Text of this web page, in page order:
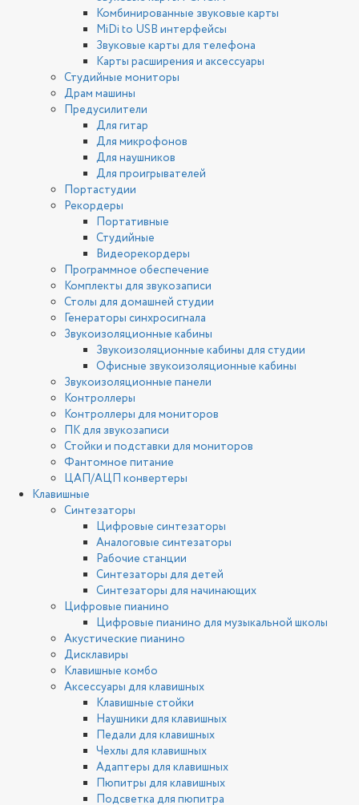
Комбинированные звуковые карты
MiDi to USB интерфейсы
Звуковые карты для телефона
Карты расширения и аксессуары
Студийные мониторы
Драм машины
Предусилители
Для гитар
Для микрофонов
Для наушников
Для проигрывателей
Портастудии
Рекордеры
Портативные
Студийные
Видеорекордеры
Программное обеспечение
Комплекты для звукозаписи
Столы для домашней студии
Генераторы синхросигнала
Звукоизоляционные кабины
Звукоизоляционные кабины для студии
Офисные звукоизоляционные кабины
Звукоизоляционные панели
Контроллеры
Контроллеры для мониторов
ПК для звукозаписи
Стойки и подставки для мониторов
Фантомное питание
ЦАП/АЦП конвертеры
Клавишные
Синтезаторы
Цифровые синтезаторы
Аналоговые синтезаторы
Рабочие станции
Синтезаторы для детей
Синтезаторы для начинающих
Цифровые пианино
Цифровые пианино для музыкальной школы
Акустические пианино
Дисклавиры
Клавишные комбо
Аксессуары для клавишных
Клавишные стойки
Наушники для клавишных
Педали для клавишных
Чехлы для клавишных
Адаптеры для клавишных
Пюпитры для клавишных
Подсветка для пюпитра